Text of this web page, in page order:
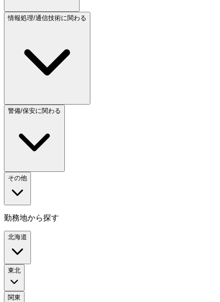
情報処理/通信技術に関わる
警備/保安に関わる
その他
勤務地から探す
北海道
東北
関東